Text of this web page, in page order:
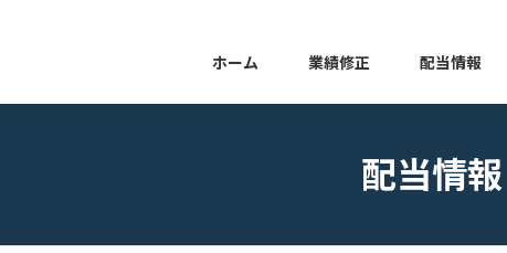
ホーム 業績修正 配当情報
配当情報